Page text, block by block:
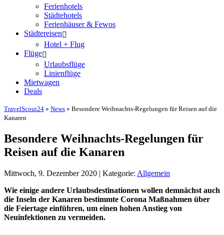
Ferienhotels
Städtehotels
Ferienhäuser & Fewos
Städtereisen
Hotel + Flug
Flüge
Urlaubsflüge
Linienflüge
Mietwagen
Deals
TravelScout24 » News » Besondere Weihnachts-Regelungen für Reisen auf die
Kanaren
Besondere Weihnachts-Regelungen für
Reisen auf die Kanaren
Mittwoch, 9. Dezember 2020 | Kategorie: Allgemein
Wie einige andere Urlaubsdestinationen wollen demnächst auch
die Inseln der Kanaren bestimmte Corona Maßnahmen über
die Feiertage einführen, um einen hohen Anstieg von
Neuinfektionen zu vermeiden.